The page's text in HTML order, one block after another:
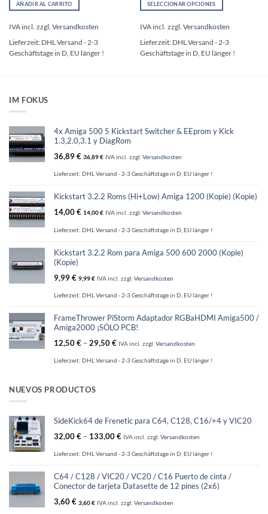
AÑADIR AL CARRITO
IVA incl. zzgl. Versandkosten
Lieferzeit: DHL Versand - 2-3
Geschäftstage in D, EU länger !
SELECCIONAR OPCIONES
producto
múltiples
variantes.
la
producto
IVA incl. zzgl. Versandkosten
Lieferzeit: DHL Versand - 2-3
Geschäftstage in D, EU länger !
IM FOKUS
4x Amiga 500 5 Kickstart Switcher & EEprom y Kick
1.3,2.0,3.1 y DiagRom
36,89€ 36,89€ IVA incl. zzgl. Versandkosten
Lieferzeit: DHL Versand - 2-3 Geschäftstage in D, EU länger !
Kickstart 3.2.2 Roms (Hi+Low) Amiga 1200 (Kopie) (Kopie)
14,00€ 14,00€ IVA incl. zzgl. Versandkosten
Lieferzeit: DHL Versand - 2-3 Geschäftstage in D, EU länger !
Kickstart 3.2.2 Rom para Amiga 500 600 2000 (Kopie)
(Kopie)
9,99€ 9,99€ IVA incl. zzgl. Versandkosten
Lieferzeit: DHL Versand - 2-3 Geschäftstage in D, EU länger !
FrameThrower PiStorm Adaptador RGBaHDMI Amiga500 /
Amiga2000 ¡SÓLO PCB!
12,50€ –29,50€ IVA incl. zzgl. Versandkosten
Lieferzeit: DHL Versand - 2-3 Geschäftstage in D, EU länger !
NUEVOS PRODUCTOS
SideKick64 de Frenetic para C64, C128, C16/+4 y VIC20
32,00€ – 133,00€ IVA incl. zzgl. Versandkosten
Lieferzeit: DHL Versand - 2-3 Geschäftstage in D, EU länger !
C64 / C128 / VIC20 / VC20 / C16 Puerto de cinta /
Conector de tarjeta Datasette de 12 pines (2x6)
3,60€ 3,60€ IVA incl. zzgl. Versandkosten